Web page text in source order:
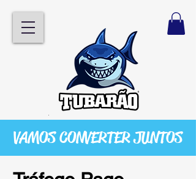
VAMOS CONVERTER JUNTOS